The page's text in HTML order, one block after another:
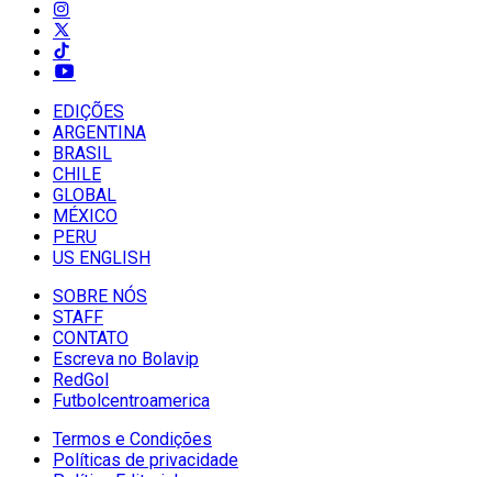
EDIÇÕES
ARGENTINA
BRASIL
CHILE
GLOBAL
MÉXICO
PERU
US ENGLISH
SOBRE NÓS
STAFF
CONTATO
Escreva no Bolavip
RedGol
Futbolcentroamerica
Termos e Condições
Políticas de privacidade